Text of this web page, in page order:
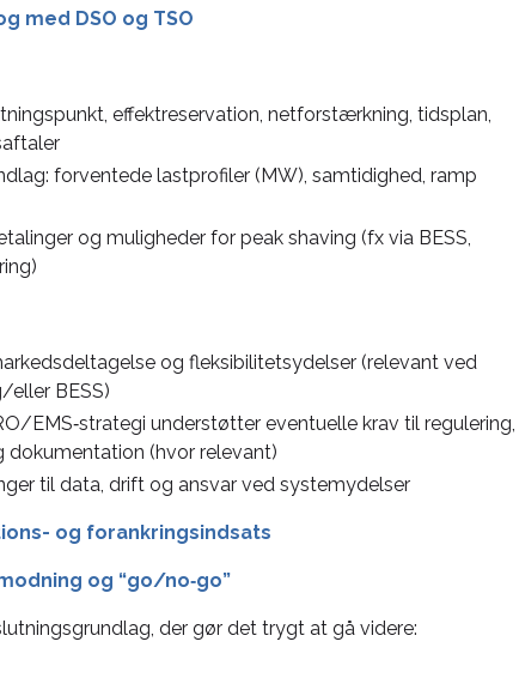
med DSO og TSO
effektreservation, netforstærkning, tidsplan,
forventede lastprofiler (MW), samtidighed, ramp
og muligheder for peak shaving (fx via BESS,
og fleksibilitetsydelser (relevant ved
BESS)
EMS‑strategi understøtter eventuelle krav til regulering,
dokumentation (hvor relevant)
til data, drift og ansvar ved systemydelser
og forankringsindsats
og “go/no‑go”
der gør det trygt at gå videre: